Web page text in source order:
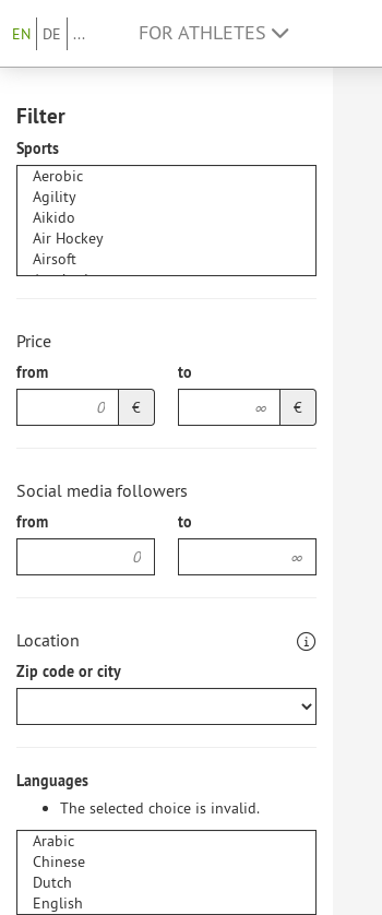
EN DE ... FOR ATHLETES
Filter
Sports
Price
from
€
to
€
Social media followers
from to
Location
Zip code or city
Languages
The selected choice is invalid.